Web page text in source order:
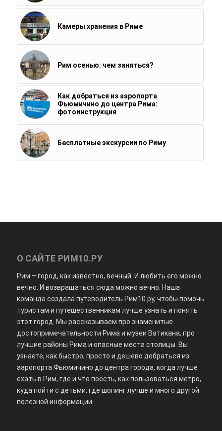
Камеры хранения в Риме
Рим осенью: чем заняться?
Как добраться из аэропорта
Фьюмичино до центра Рима:
фотоинструкция
Бесплатные экскурсии по Риму
О САЙТЕ РИМ10.РУ
Рим – город, как известно, вечный. И любить его можно
вечно. И возвращаться сюда можно вечно. Наша
команда создала путеводитель Рим10.ру, чтобы помочь
туристам и путешественникам лучше узнать и понять
этот город. Мы рассказываем про знаменитые
достопримечательности Рима и музеи Ватикана, про
лучшие районы Рима и опасные места столицы. Вы
узнаете, как быстро, просто и дешево добраться из
аэропорта Фьюмичино до центра города, когда лучше
ехать в Рим, где и что поесть, как пользоваться метро,
куда пойти с детьми, где шопинг лучше и много другой
полезной информации.